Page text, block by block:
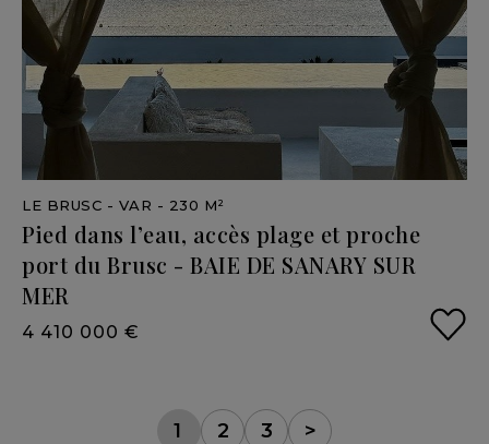
LE BRUSC - VAR - 230 M²
Pied dans l’eau, accès plage et proche
port du Brusc - BAIE DE SANARY SUR
MER
4 410 000 €
1 2 3 >